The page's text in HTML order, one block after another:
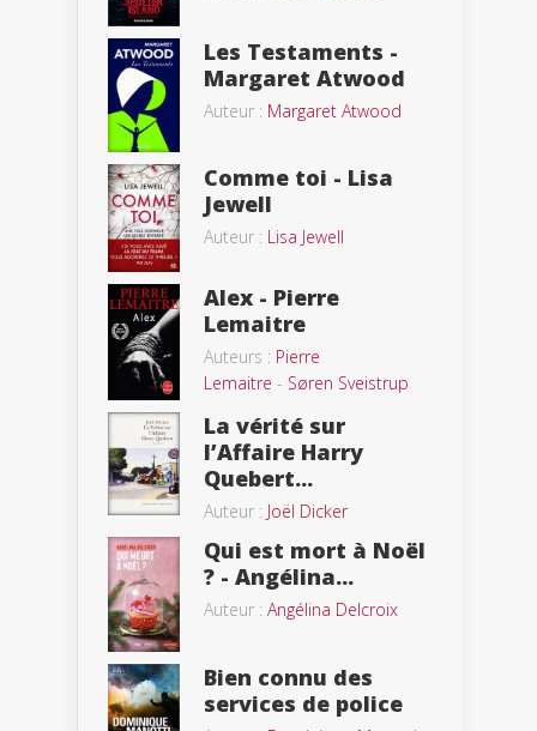
Les Testaments -
Margaret Atwood
Auteur : Margaret Atwood
Comme toi - Lisa
Jewell
Auteur : Lisa Jewell
Alex - Pierre
Lemaitre
Auteurs : Pierre
Lemaitre - Søren Sveistrup
La vérité sur
l’Affaire Harry
Quebert...
Auteur : Joël Dicker
Qui est mort à Noël
? - Angélina...
Auteur : Angélina Delcroix
Bien connu des
services de police